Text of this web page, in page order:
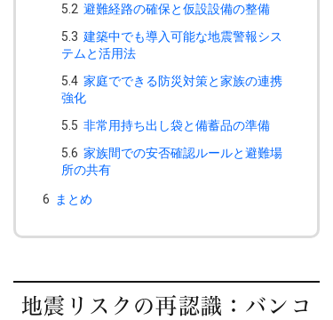
5.2 避難経路の確保と仮設設備の整備
5.3 建築中でも導入可能な地震警報シス
テムと活用法
5.4 家庭でできる防災対策と家族の連携
強化
5.5 非常用持ち出し袋と備蓄品の準備
5.6 家族間での安否確認ルールと避難場
所の共有
6 まとめ
地震リスクの再認識：バンコ